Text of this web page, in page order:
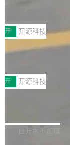
不完。」5T 来自免
ve JH71XX 的设备
64 STAR64，以及
-2024 和 C23 编程
_linux(8) 增强了对
括 epoll（围绕
列、...
案
享会在上海举办。
台鲸鸿动能协同华
发者及生态伙伴，
完整能力版图——
营、到IAA游戏的“
广告协同的全链路
的出海增长布局。
责人在开场致辞中
已不再是“多一个投
开 开源科技
技嘉X3D系列再添
面向AMD Ryzen
列主板阵容迎来新
X3D。作为面向主
产品，B850
D平台优化上的技
更稳定、更高效的
开 开源科技
Zadig v5.0 发布
我们团队这几天最
好，是 AI 写得太
白开水不加糖